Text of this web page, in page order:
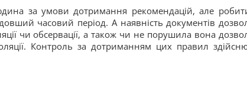
за умови дотримання рекомендацій, але
часовий період. А наявність документів
чи обсервації, а також чи не порушила вона
Контроль за дотриманням цих правил